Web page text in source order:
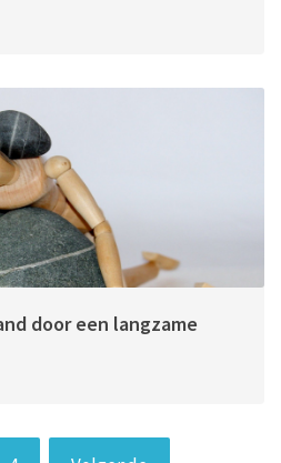
door een langzame